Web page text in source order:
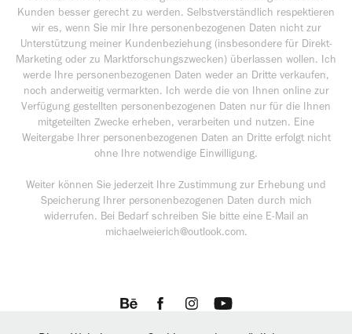
Kunden besser gerecht zu werden. Selbstverständlich respektieren
wir es, wenn Sie mir Ihre personenbezogenen Daten nicht zur
Unterstützung meiner Kundenbeziehung (insbesondere für Direkt-
Marketing oder zu Marktforschungszwecken) überlassen wollen. Ich
werde Ihre personenbezogenen Daten weder an Dritte verkaufen,
noch anderweitig vermarkten. Ich werde die von Ihnen online zur
Verfügung gestellten personenbezogenen Daten nur für die Ihnen
mitgeteilten Zwecke erheben, verarbeiten und nutzen. Eine
Weitergabe Ihrer personenbezogenen Daten an Dritte erfolgt nicht
ohne Ihre notwendige Einwilligung.
Weiter können Sie jederzeit Ihre Zustimmung zur Erhebung und
Speicherung Ihrer personenbezogenen Daten durch mich
widerrufen. Bei Bedarf schreiben Sie bitte eine E-Mail an
michaelweierich@outlook.com.